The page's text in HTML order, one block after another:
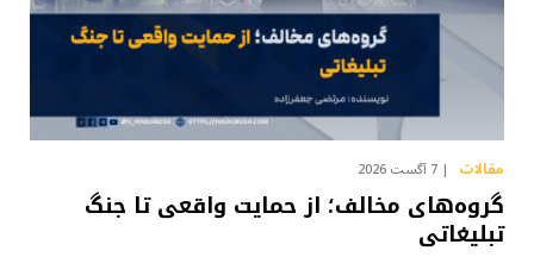
مقالات 7 آگست 2026
گروه‌های مخالف؛ از حمایت واقعی تا جنگ
تبلیغاتی